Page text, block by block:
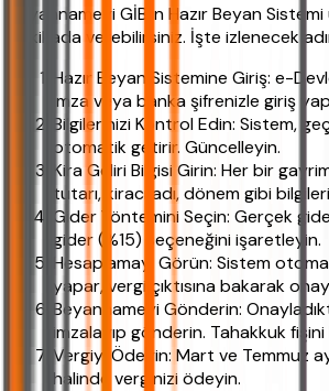
Beyannameyi GİB'in Hazır Beyan
dakikada verebilirsiniz. İşte izlenecek
Hazır Beyan Sistemine Giriş: e-
imza veya banka şifrenizle giriş
Bilgilerinizi Kontrol Edin: Sistem,
otomatik getirir. Güncelleyin.
Kira Geliri Bilgisi Girin: Her bir
tutarı, kiracı adı, dönem gibi
Gider Yöntemini Seçin: Gerçek
gider (%15) seçeneğini işaretleyin.
Hesaplamayı Görün: Sistem
yapar, vergi çıktısına bakarak
Beyannameyi Gönderin:
imzalayıp gönderin. Tahakkuk
Vergiyi Ödeyin: Mart ve Temmuz
halinde verginizi ödeyin.